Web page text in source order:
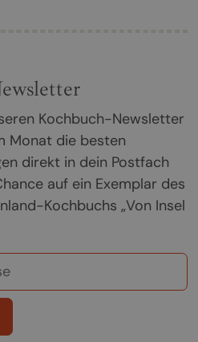
Kochbuch-Newsletter
Monat die besten
direkt in dein Postfach
auf ein Exemplar des
Kochbuchs „Von Insel